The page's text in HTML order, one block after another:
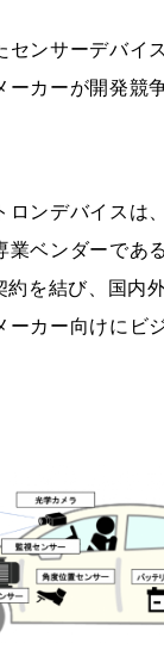
センサーデバイ
ーカーが開発競
ロンデバイスは
業ベンダーであ
約を結び、国内
ーカー向けにビ